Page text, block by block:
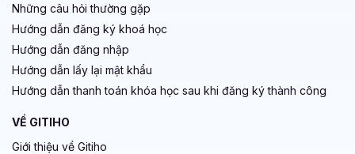
Những câu hỏi thường gặp
Hướng dẫn đăng ký khoá học
Hướng dẫn đăng nhập
Hướng dẫn lấy lại mật khẩu
Hướng dẫn thanh toán khóa học sau khi đăng ký thành công
VỀ GITIHO
Giới thiệu về Gitiho